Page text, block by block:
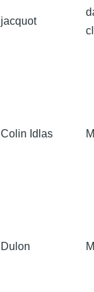
jacquot
Colin Idlas
Dulon